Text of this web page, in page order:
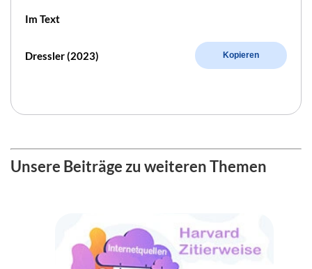
Im Text
Dressler (2023) Kopieren
Unsere Beiträge zu weiteren Themen